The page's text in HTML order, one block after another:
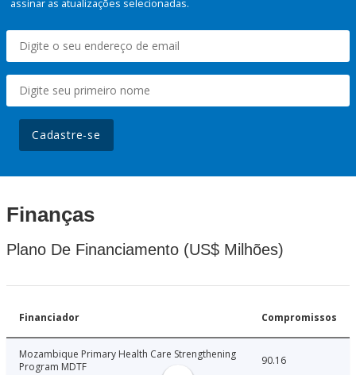
assinar as atualizações selecionadas.
Cadastre-se
Finanças
Plano De Financiamento (US$ Milhões)
Financiador Compromissos
Mozambique Primary Health Care Strengthening
Program MDTF
90.16